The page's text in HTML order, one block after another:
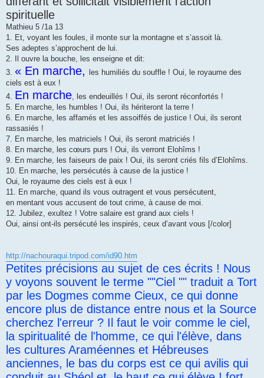
spirituelle
Mathieu 5 /1a 13
1. Et, voyant les foules, il monte sur la montagne et s’assoit là.
Ses adeptes s’approchent de lui.
2. Il ouvre la bouche, les enseigne et dit:
3. « En marche,
les humiliés du souffle ! Oui, le royaume des
ciels est à eux !
4. En marche, les endeuillés ! Oui, ils seront réconfortés !
5. En marche, les humbles ! Oui, ils hériteront la terre !
6. En marche, les affamés et les assoiffés de justice ! Oui, ils seront
rassasiés !
7. En marche, les matriciels ! Oui, ils seront matriciés !
8. En marche, les cœurs purs ! Oui, ils verront Elohîms !
9. En marche, les faiseurs de paix ! Oui, ils seront criés fils d’Elohîms.
10. En marche, les persécutés à cause de la justice !
Oui, le royaume des ciels est à eux !
11. En marche, quand ils vous outragent et vous persécutent,
en mentant vous accusent de tout crime, à cause de moi.
12. Jubilez, exultez ! Votre salaire est grand aux ciels !
Oui, ainsi ont-ils persécuté les inspirés, ceux d’avant vous [/color]
http://nachouraqui.tripod.com/id90.htm
Petites précisions au sujet de ces écrits ! Nous
y voyons souvent le terme ""Ciel "" traduit a Tort
par les Dogmes comme Cieux, ce qui donne
encore plus de distance entre nous et la Source
cherchez l'erreur ? Il faut le voir comme le ciel,
la spiritualité de l'homme, ce qui l'élève, dans
les cultures Araméennes et Hébreuses
anciennes, le bas du corps est ce qui avilis qui